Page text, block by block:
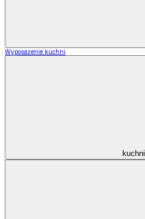
Wyposażenie kuchni
kuchni